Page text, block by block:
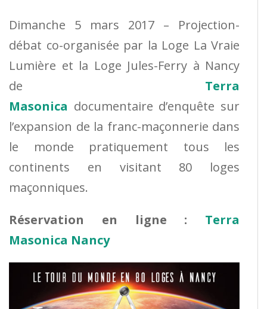
Dimanche 5 mars 2017 – Projection-
débat co-organisée par la Loge La Vraie
Lumière et la Loge Jules-Ferry à Nancy
de Terra
Masonica documentaire d’enquête sur
l’expansion de la franc-maçonnerie dans
le monde pratiquement tous les
continents en visitant 80 loges
maçonniques.
Réservation en ligne : Terra
Masonica Nancy